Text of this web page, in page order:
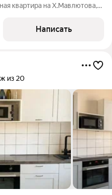
квартира на Х.Мавлютова,
комнаты 13.1 кв.м., 15.1
Написать
из 20